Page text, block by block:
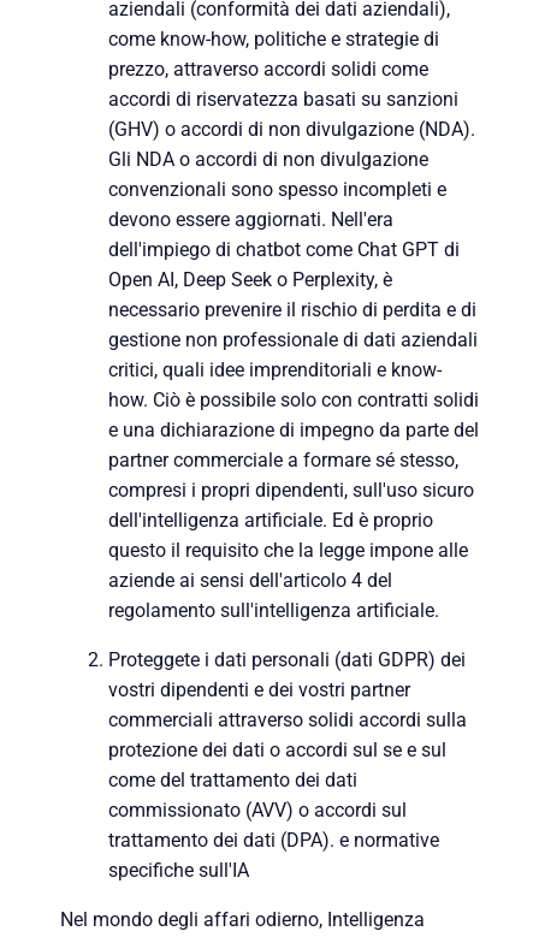
aziendali (conformità dei dati aziendali),
come know-how, politiche e strategie di
prezzo, attraverso accordi solidi come
accordi di riservatezza basati su sanzioni
(GHV) o accordi di non divulgazione (NDA).
Gli NDA o accordi di non divulgazione
convenzionali sono spesso incompleti e
devono essere aggiornati. Nell'era
dell'impiego di chatbot come Chat GPT di
Open AI, Deep Seek o Perplexity, è
necessario prevenire il rischio di perdita e di
gestione non professionale di dati aziendali
critici, quali idee imprenditoriali e know-
how. Ciò è possibile solo con contratti solidi
e una dichiarazione di impegno da parte del
partner commerciale a formare sé stesso,
compresi i propri dipendenti, sull'uso sicuro
dell'intelligenza artificiale. Ed è proprio
questo il requisito che la legge impone alle
aziende ai sensi dell'articolo 4 del
regolamento sull'intelligenza artificiale.
Proteggete i dati personali (dati GDPR) dei
vostri dipendenti e dei vostri partner
commerciali attraverso solidi accordi sulla
protezione dei dati o accordi sul se e sul
come del trattamento dei dati
commissionato (AVV) o accordi sul
trattamento dei dati (DPA). e normative
specifiche sull'IA
Nel mondo degli affari odierno, Intelligenza